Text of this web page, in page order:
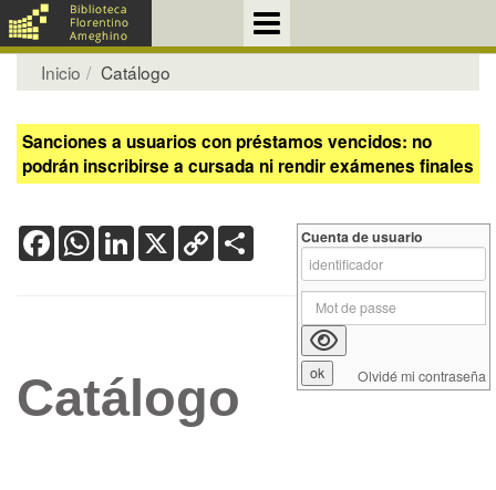
Inicio Catálogo
Sanciones a usuarios con préstamos vencidos: no
podrán inscribirse a cursada ni rendir exámenes finales
FacebookWhatsApp
LinkedIn
X Copy
Link
Catálogo
Cuenta de usuario
Olvidé mi contraseña